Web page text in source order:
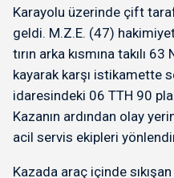
Karayolu üzerinde çift
geldi. M.Z.E. (47)
tırın arka kısmına takılı
kayarak karşı istikamette
idaresindeki 06 TTH 90
Kazanın ardından olay
acil servis ekipleri
Kazada araç içinde